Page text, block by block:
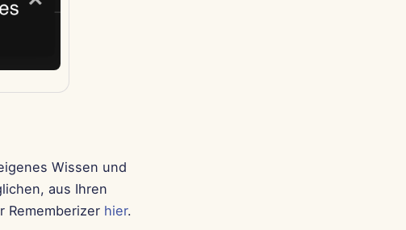
Wissen und
aus Ihren
Rememberizer hier.